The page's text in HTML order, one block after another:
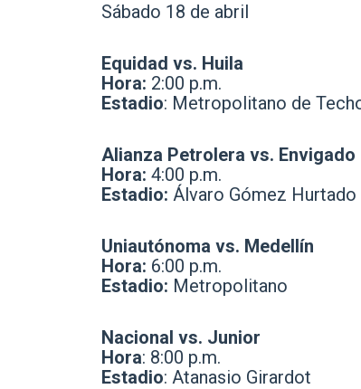
Sábado 18 de abril
Equidad vs. Huila
Hora: 2:00 p.m.
Estadio: Metropolitano de
Alianza Petrolera vs. Envigado
Hora: 4:00 p.m.
Estadio: Álvaro Gómez Hurtado
Uniautónoma vs. Medellín
Hora: 6:00 p.m.
Estadio: Metropolitano
Nacional vs. Junior
Hora: 8:00 p.m.
Estadio: Atanasio Girardot